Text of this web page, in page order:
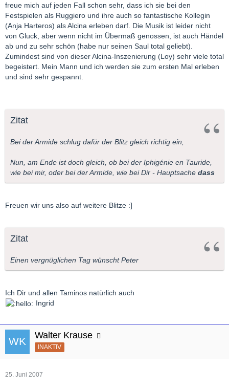
freue mich auf jeden Fall schon sehr, dass ich sie bei den
Festspielen als Ruggiero und ihre auch so fantastische Kollegin
(Anja Harteros) als Alcina erleben darf. Die Musik ist leider nicht
von Gluck, aber wenn nicht im Übermaß genossen, ist auch Händel
ab und zu sehr schön (habe nur seinen Saul total geliebt).
Zumindest sind von dieser Alcina-Inszenierung (Loy) sehr viele total
begeistert. Mein Mann und ich werden sie zum ersten Mal erleben
und sind sehr gespannt.
Zitat
Bei der Armide schlug dafür der Blitz gleich richtig ein,
Nun, am Ende ist doch gleich, ob bei der Iphigénie en Tauride,
wie bei mir, oder bei der Armide, wie bei Dir - Hauptsache dass
Freuen wir uns also auf weitere Blitze :]
Zitat
Einen vergnüglichen Tag wünscht Peter
Ich Dir und allen Taminos natürlich auch
Ingrid
Walter Krause
INAKTIV
25. Juni 2007